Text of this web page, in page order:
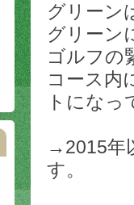
グリーン
グリーン
ゴルフの
コース内
トになっ
→2015年
す。